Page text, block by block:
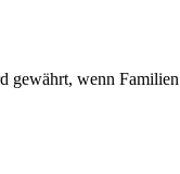
gewährt, wenn